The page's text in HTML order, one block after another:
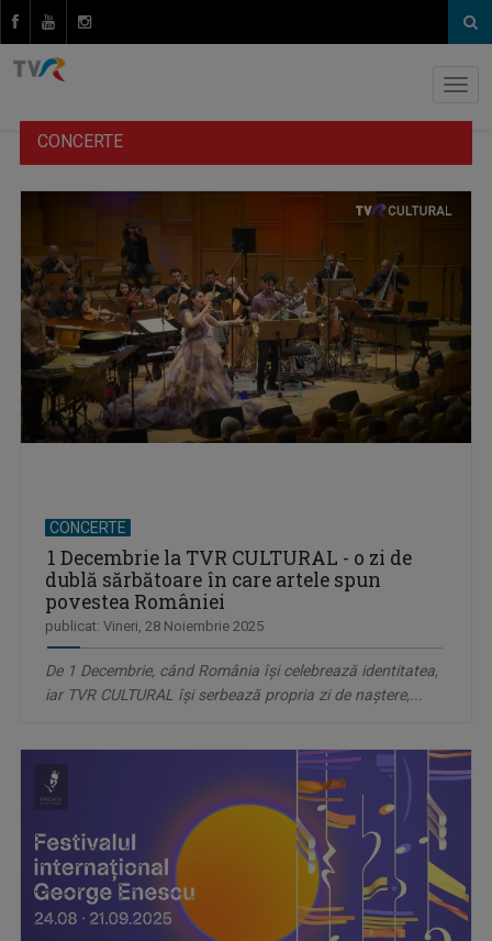
CONCERTE
CONCERTE
1 Decembrie la TVR CULTURAL - o zi de
dublă sărbătoare în care artele spun
povestea României
publicat: Vineri, 28 Noiembrie 2025
De 1 Decembrie, când România își celebrează identitatea,
iar TVR CULTURAL își serbează propria zi de naștere,...